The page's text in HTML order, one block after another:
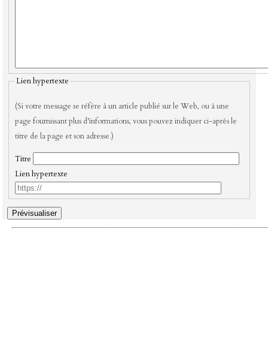
Lien hypertexte
(Si votre message se réfère à un article publié sur le Web, ou à une
page fournissant plus d’informations, vous pouvez indiquer ci-après le
titre de la page et son adresse.)
Titre
Lien hypertexte